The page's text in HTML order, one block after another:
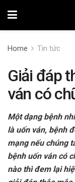
Home Tin tức
Giải đáp
ván có
Một dạng bệnh
là uốn ván, bệnh
mạng nếu chúng
bệnh uốn ván có
nào thì đem lại